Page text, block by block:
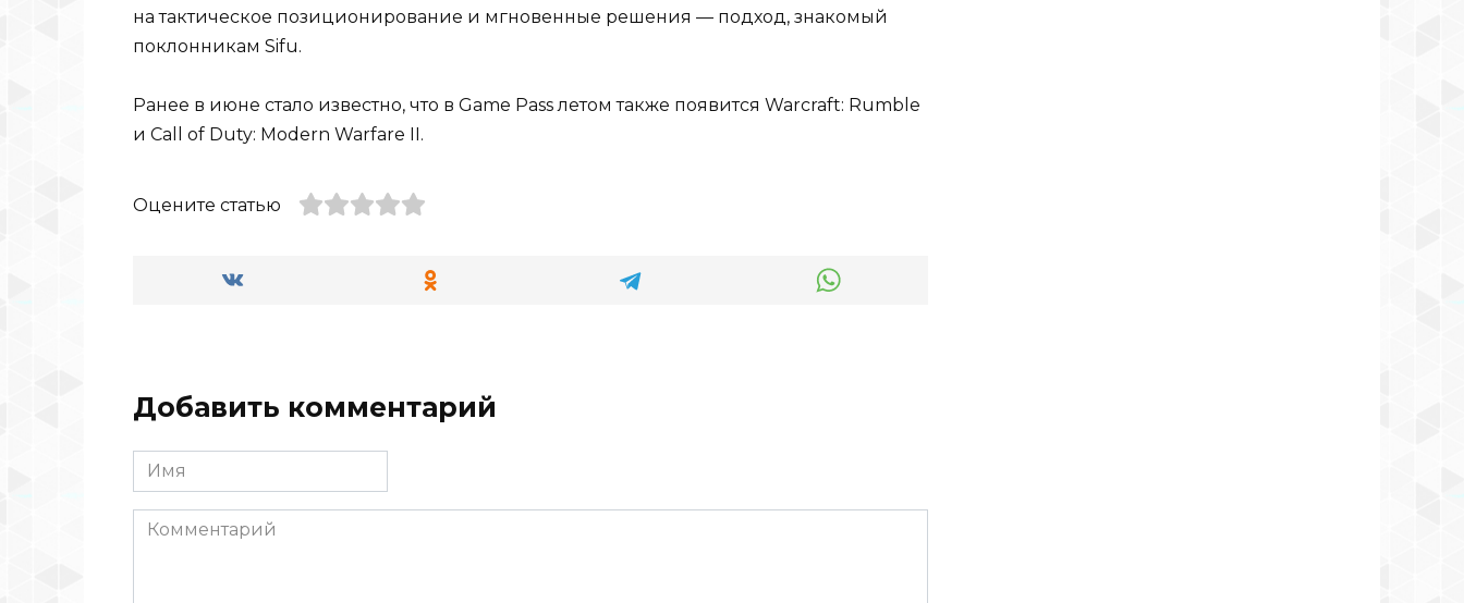
на тактическое позиционирование и мгновенные решения — подход, знакомый
поклонникам Sifu.
Ранее в июне стало известно, что в Game Pass летом также появится Warcraft: Rumble
и Call of Duty: Modern Warfare II.
Оцените статью
Добавить комментарий
Имя
Комментарий